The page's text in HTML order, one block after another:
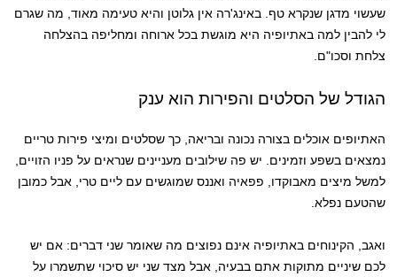
שעשוי מדגן שנקרא טף. באינג'רה אין גלוטן והיא טעימה מאוד, מה שגרם
לי להבין למה באתיופיה היא מוגשת בכל ארוחה ומחליפה בהצלחה
צלחת וסכו"ם.
הגודל של הסלטים והפירות הוא ענק
האתיופים אוכלים בצורה נכונה ובריאה, כך שסלטים ומיצי פירות טריים
נמצאים בשפע וזמינים. יש פה שילובים מעניינים שנראים על פניו הזויים,
למשל מיצים מאבוקדו, פפאיה ואננס שמוגשים עם ליים טרי, אבל כמובן
שהטעם נפלא.
ואגב, הקינוחים באתיופיה אינם נפוצים מה שאומר שני דברים: אם יש
לכם שיניים מתוקות אתם בבעיה, אבל מצד שני יש סיכוי שתשמרו על